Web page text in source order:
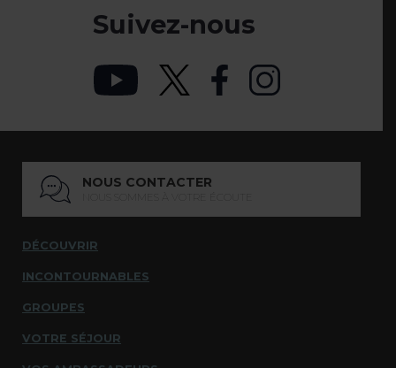
Suivez-nous
NOUS CONTACTER
DÉCOUVRIR
INCONTOURNABLES
GROUPES
VOTRE SÉJOUR